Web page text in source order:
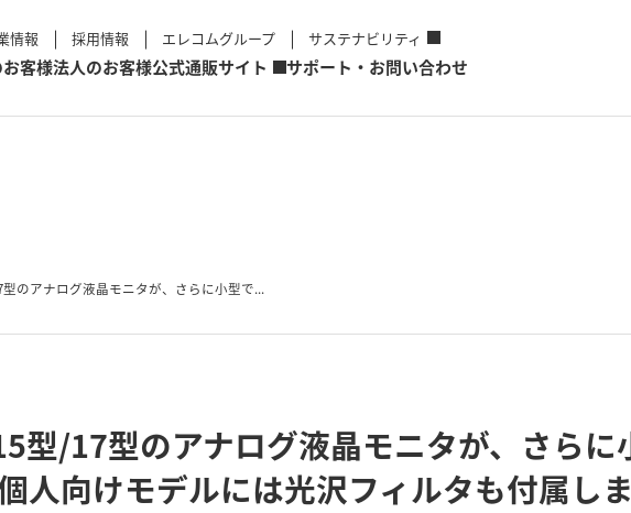
情報 採用情報 エレコムグループ サステナビリティ
客様法人のお客様公式通販サイト サポート・お問い合わせ
のアナログ液晶モニタが、さらに小型で...
型/17型のアナログ液晶モニタが、さらに
人向けモデルには光沢フィルタも付属し